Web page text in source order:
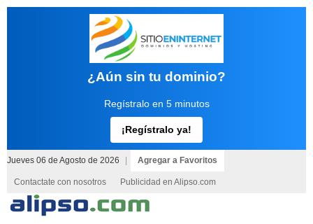
¿Aún sin tu dominio?
Regístralo en 5 minutos
¡Regístralo ya!
Jueves 06 de Agosto de 2026 Agregar a Favoritos
Contactate con nosotros Publicidad en Alipso.com